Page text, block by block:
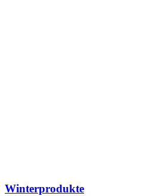
Winterprodukte